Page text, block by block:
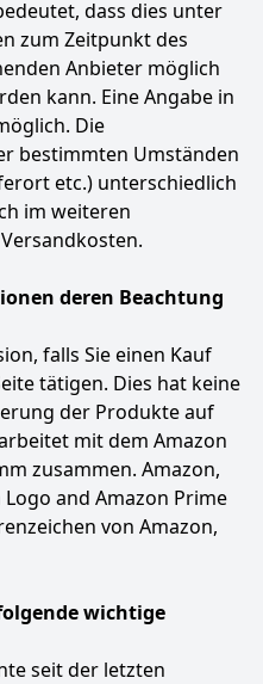
zur Erweiterung Ihres
Sicherung Ihrer Daten
bestens geeignet
Desktop-Speicher 8 TB,
für Management,
von Geräten,
Digital
dass dies unter
zum Zeitpunkt des
Anbieter möglich
kann. Eine Angabe in
Die
bestimmten Umständen
etc.) unterschiedlich
im weiteren
deren Beachtung
falls Sie einen Kauf
tätigen. Dies hat keine
der Produkte auf
mit dem Amazon
zusammen. Amazon,
and Amazon Prime
von Amazon,
wichtige
seit der letzten